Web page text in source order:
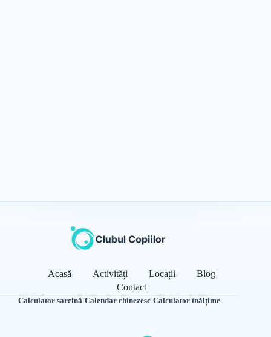
Acasă Activități Locații
Blog
Contact
Calculator sarcină·Calendar chinezesc·Calculator înălțime